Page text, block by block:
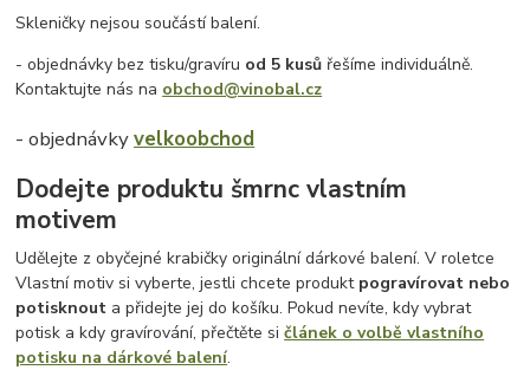
Skleničky nejsou součástí balení.
- objednávky bez tisku/gravíru od 5 kusů řešíme individuálně.
Kontaktujte nás na obchod@vinobal.cz
- objednávkyvelkoobchod
Dodejte produktu šmrnc vlastním
motivem
Udělejte z obyčejné krabičky originální dárkové balení. V roletce
Vlastní motiv si vyberte, jestli chcete produkt pogravírovat nebo
potisknout a přidejte jej do košíku. Pokud nevíte, kdy vybrat
potisk a kdy gravírování, přečtěte sičlánek o volbě vlastního
potisku na dárkové balení.